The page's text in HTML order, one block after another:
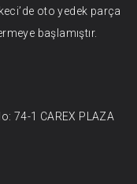
oto yedek parça
başlamıştır.
74-1 CAREX PLAZA